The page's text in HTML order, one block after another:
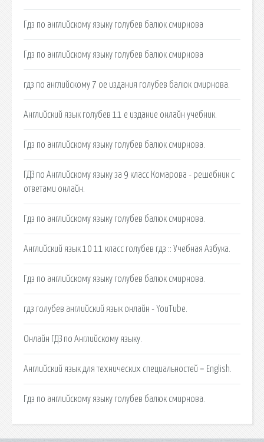
Гдз по английскому языку голубев балюк смирнова
Гдз по английскому языку голубев балюк смирнова
гдз по английскому 7 ое издания голубев балюк смирнова.
Английский язык голубев 11 е издание онлайн учебник.
Гдз по английскому языку голубев балюк смирнова.
ГДЗ по Английскому языку за 9 класс Комарова - решебник с
ответами онлайн.
Гдз по английскому языку голубев балюк смирнова.
Английский язык 10 11 класс голубев гдз :: Учебная Азбука.
Гдз по английскому языку голубев балюк смирнова.
гдз голубев английский язык онлайн - YouTube.
Онлайн ГДЗ по Английскому языку.
Английский язык для технических специальностей = English.
Гдз по английскому языку голубев балюк смирнова.